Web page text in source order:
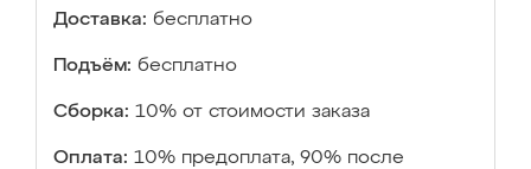
Доставка: бесплатно
Подъём: бесплатно
Сборка: 10% от стоимости заказа
Оплата: 10% предоплата, 90% после